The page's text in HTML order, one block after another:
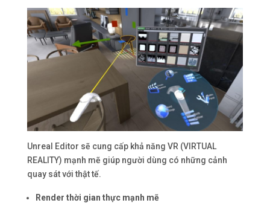
Unreal Editor sẽ cung cấp khả năng VR (VIRTUAL
REALITY) mạnh mẽ giúp người dùng có những cảnh
quay sát với thật tế.
Render thời gian thực mạnh mẽ